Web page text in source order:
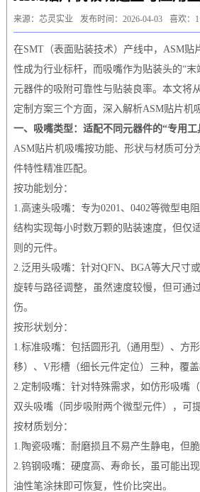
来源：芯灵实业 发布时间：2026-04-03 喜欢：
在SMT（表面贴装技术）产线中，ASM贴
性成为行业标杆，而吸嘴作为贴装头的“末
元器件的吸附可靠性与贴装良率。本文将
定制方案三个方面，深入解析ASM贴片机
一、吸嘴类型：适配不同元器件的“专用工
ASM贴片机吸嘴按功能、形状与材质可分
件特性精准匹配。
按功能划分：
1.高速头吸嘴：专为0201、0402等微型电
结构实现每小时数万颗的贴装速度，但仅
则的元件。
2.泛用头吸嘴：针对QFN、BGA等大尺寸
旋转与路径调整，虽然速度较慢，但可通
伤。
按形状划分：
1.标准吸嘴：包括圆形孔（通用型）、方
移）、V形槽（细长元件定位）三种，覆盖
2.定制吸嘴：针对特殊需求，如仿形吸嘴
双头吸嘴（同步吸附两个微型元件），可
按材质划分：
1.陶瓷吸嘴：耐磨损且不易产生静电，但
2.钨钢吸嘴：硬度高、寿命长，虽可能出
油性笔涂抹即可恢复，性价比突出。